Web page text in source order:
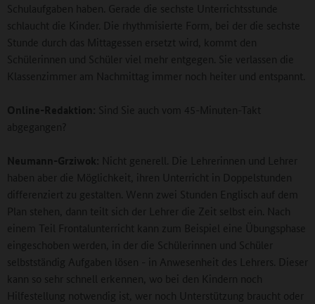
Schulaufgaben haben. Gerade die sechste Unterrichtsstunde
schlaucht die Kinder. Die rhythmisierte Form, bei der die sechste
Stunde durch das Mittagessen ersetzt wird, kommt den
Schülerinnen und Schüler viel mehr entgegen. Sie verlassen die
Klassenzimmer am Nachmittag immer noch heiter und entspannt.
Online-Redaktion:
Sind Sie auch vom 45-Minuten-Takt
abgegangen?
Neumann-Grziwok: Nicht generell. Die Lehrerinnen und Lehrer
haben aber die Möglichkeit, ihren Unterricht in Doppelstunden
differenziert zu gestalten. Wenn zwei Stunden Englisch auf dem
Plan stehen, dann teilt sich der Lehrer die Zeit selbst ein. Nach
einem Teil Frontalunterricht kann zum Beispiel eine Übungsphase
eingeschoben werden, in der die Schülerinnen und Schüler
selbstständig Aufgaben lösen - in Anwesenheit des Lehrers. Dieser
kann so sehr schnell erkennen, wo bei den Kindern noch
Hilfestellung notwendig ist, wer noch Unterstützung braucht oder